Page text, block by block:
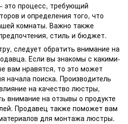
процесс, требующий
и определения того, что
комнаты. Важно также
стиль и бюджет.
следует обратить внимание на
Если вы знакомы с какими-
вам нравятся, то это может
поиска. Производитель
на качество люстры,
внимание на отзывы о продукте
Продавец также поможет вам
для монтажа люстры.